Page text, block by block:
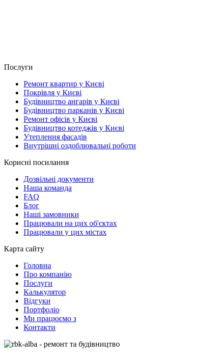
Послуги
Ремонт квартир у Києві
Покрівля у Києві
Будівництво ангарів у Києві
Будівництво парканів у Києві
Ремонт офісів у Києві
Будівництво котеджів у Києві
Утеплення фасадів
Внутрішні оздоблювальні роботи
Корисні посилання
Дозвільні документи
Наша команда
FAQ
Блог
Наші замовники
Працювали на цих об'єктах
Працювали у цих містах
Карта сайту
Головна
Про компанію
Послуги
Калькулятор
Відгуки
Портфоліо
Ми працюємо з
Контакти